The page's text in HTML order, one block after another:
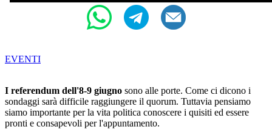
EVENTI
I referendum dell'8-9 giugno sono alle porte. Come ci dicono i
sondaggi sarà difficile raggiungere il quorum. Tuttavia pensiamo
siamo importante per la vita politica conoscere i quisiti ed essere
pronti e consapevoli per l'appuntamento.